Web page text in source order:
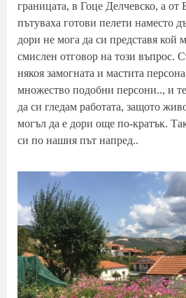
границата, в Гоце Делчевско, а от
пътуваха готови пелети наместо
дори не мога да си представя кой
смислен отговор на този въпрос.
някоя замогната и мастита
множество подобни персони.., и
да си гледам работата, защото
могъл да е дори още по-кратък.
си по нашия път напред..